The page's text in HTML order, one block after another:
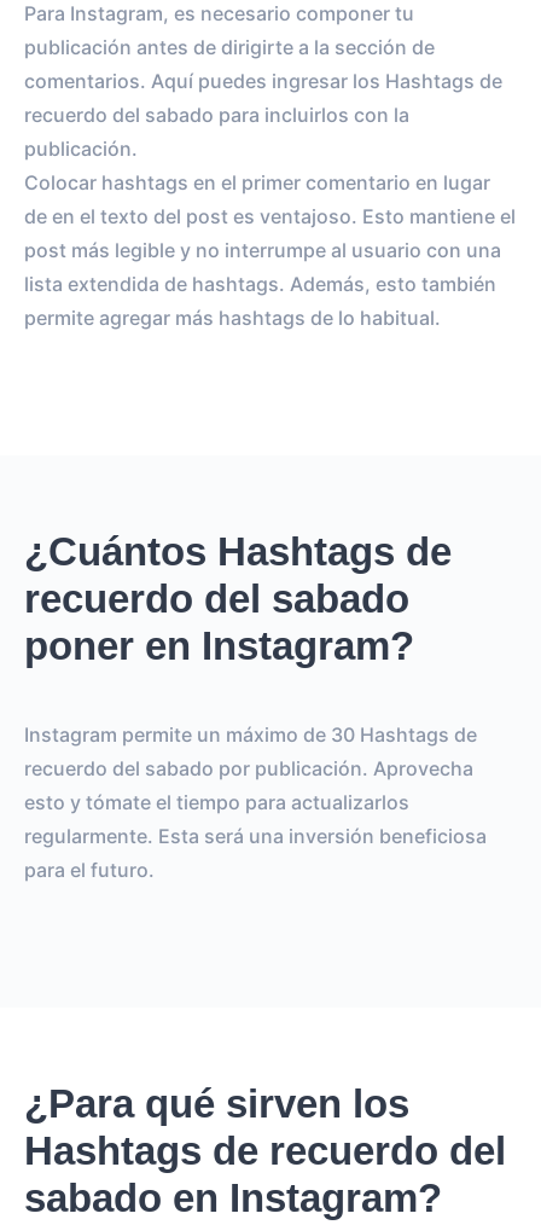
Para Instagram, es necesario componer tu
publicación antes de dirigirte a la sección de
comentarios. Aquí puedes ingresar los Hashtags de
recuerdo del sabado para incluirlos con la
publicación.
Colocar hashtags en el primer comentario en lugar
de en el texto del post es ventajoso. Esto mantiene el
post más legible y no interrumpe al usuario con una
lista extendida de hashtags. Además, esto también
permite agregar más hashtags de lo habitual.
¿Cuántos Hashtags de
recuerdo del sabado
poner en Instagram?
Instagram permite un máximo de 30 Hashtags de
recuerdo del sabado por publicación. Aprovecha
esto y tómate el tiempo para actualizarlos
regularmente. Esta será una inversión beneficiosa
para el futuro.
¿Para qué sirven los
Hashtags de recuerdo del
sabado en Instagram?